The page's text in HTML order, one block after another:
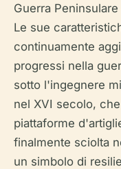
Guerra
Le sue
continuamente
progressi nella
sotto l'ingegnere
nel XVI secolo,
piattaforme
finalmente sciolta
un simbolo di